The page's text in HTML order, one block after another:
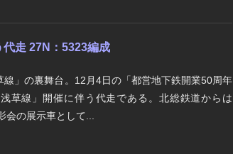
走 27N：5323編成
線」の裏舞台。12月4日の「都営地下鉄開業50周年
草線」開催に伴う代走である。北総鉄道からは
の展示車として...